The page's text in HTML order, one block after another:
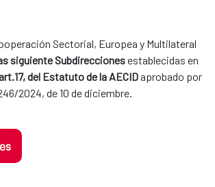
Sectorial, Europea y Multilateral
siguiente Subdireccionesestablecidas en
del Estatuto de la AECIDaprobado por
2024, de 10 de diciembre.